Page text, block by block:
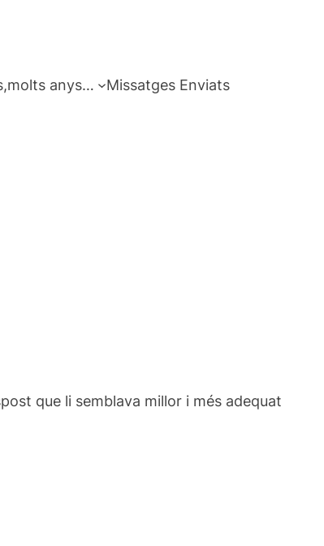
anys… Missatges Enviats
que li semblava millor i més adequat